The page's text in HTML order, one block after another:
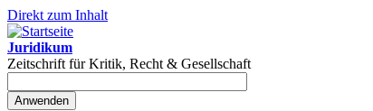
Direkt zum Inhalt
Juridikum
Zeitschrift für Kritik, Recht & Gesellschaft